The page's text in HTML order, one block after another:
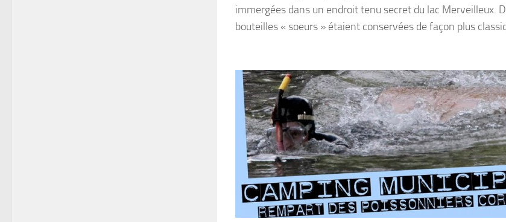
immergées dans un endroit tenu secret du lac Merveilleux.
bouteilles « soeurs » étaient conservées de façon plus